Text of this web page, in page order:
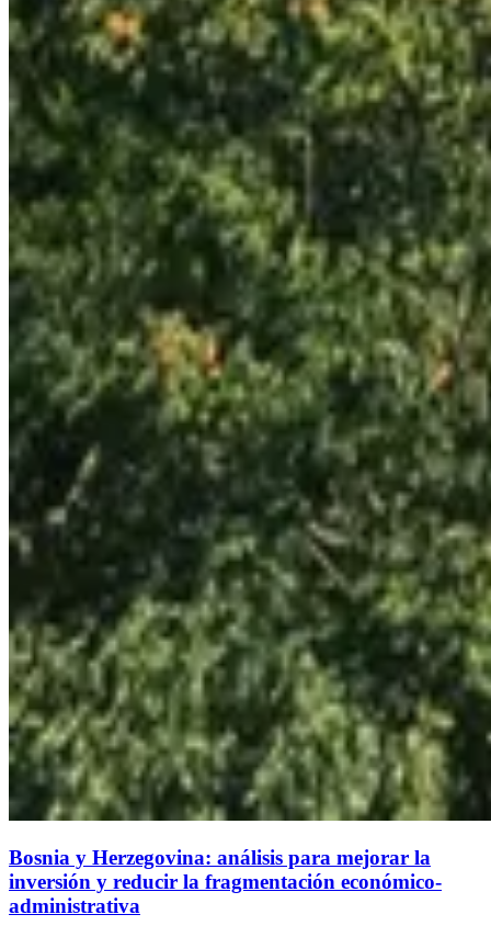
Bosnia y Herzegovina: análisis para mejorar la
inversión y reducir la fragmentación económico-
administrativa